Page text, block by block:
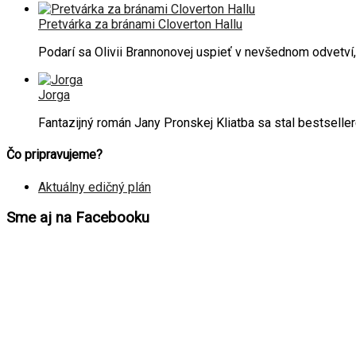
Pretvárka za bránami Cloverton Hallu
Podarí sa Olivii Brannonovej uspieť v nevšednom
Jorga
Fantazijný román Jany Pronskej Kliatba sa stal
Čo pripravujeme?
Aktuálny edičný plán
Sme aj na Facebooku